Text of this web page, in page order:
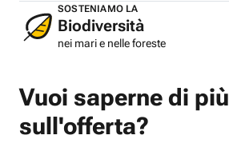
SOSTENIAMO LA
Biodiversità
nei mari e nelle foreste
Vuoi saperne di più
sull'offerta?